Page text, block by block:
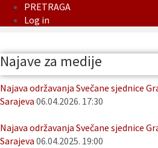
PRETRAGA
Log in
Najave za medije
Najava održavanja Svečane sjednice
Sarajeva 06.04.2026. 17:30
Najava održavanja Svečane sjednice
Sarajeva 06.04.2025. 19:00